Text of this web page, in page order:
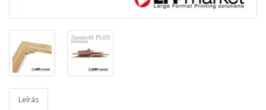
Leírás